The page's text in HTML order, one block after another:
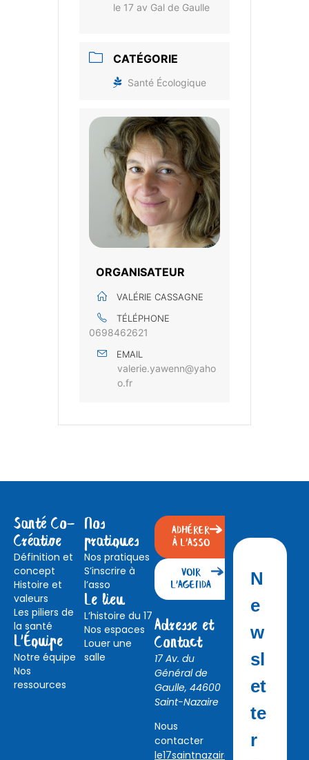
le 17 av Gal de Gaulle
CATÉGORIE
Santé Écologique
ORGANISATEUR
VALÉRIE CASSAGNE
TÉLÉPHONE
0698462621
EMAIL
valerie.yawenn@yaho
o.fr
Santé Co-
Créative
Définition et
concept
Histoire et
valeurs
Les piliers de
la santé
L'Équipe
Notre équipe
Nos
ressources
Nos
pratiques
Nos pratiques
S’inscrire à
l’asso
Le lieu
L’histoire du 17
Nos espaces
Louer une
salle
ADHÉRER
À L'ASSO
VOIR
L'AGENDA
Adresse et
Contact
17 Av. du
Général de
Gaulle, 44600
Saint-Nazaire
Nous
contacter
le17saintnazaire@gmail.com
N
e
w
sl
et
te
r